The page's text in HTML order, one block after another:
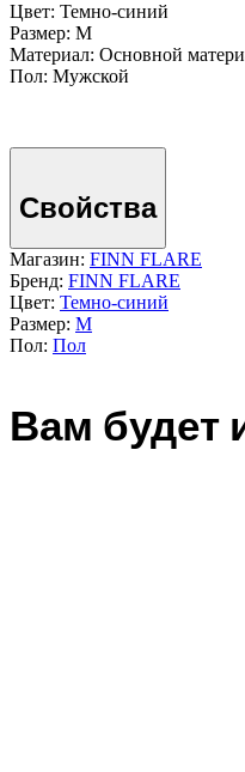
Цвет: Темно-cиний
Размер: M
Материал: Основной
Пол: Мужской
Свойства
Магазин: FINN FLARE
Бренд: FINN FLARE
Цвет: Темно-cиний
Размер: M
Пол: Пол
Вам будет